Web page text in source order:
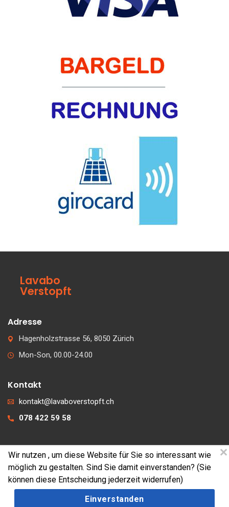
Lavabo
Verstopft
Adresse
Hagenholzstrasse 56, 8050 Zürich
Mon-Son, 00.00-24.00
Kontakt
kontakt@lavaboverstopft.ch
078 422 59 58
© 2026 lavaboverstopft.ch
Kontakt
Impressum
Cookies
Wir nutzen , um diese Website für Sie so interessant wie
möglich zu gestalten. Sind Sie damit einverstanden? (Sie
können diese Entscheidung jederzeit widerrufen)
Einverstanden